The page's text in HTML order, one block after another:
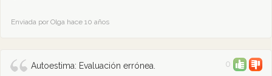
Enviada por Olga hace 10 años
Autoestima: Evaluación errónea. 0